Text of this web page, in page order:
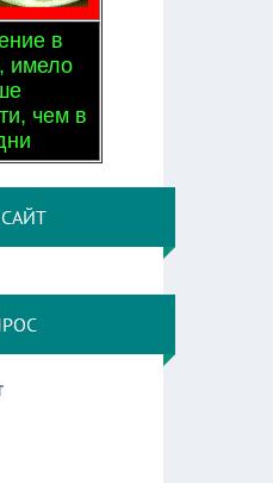
в
имело
чем в